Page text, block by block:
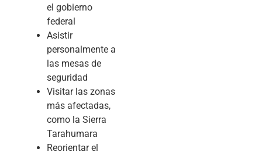
el gobierno
federal
Asistir
personalmente a
las mesas de
seguridad
Visitar las zonas
más afectadas,
como la Sierra
Tarahumara
Reorientar el